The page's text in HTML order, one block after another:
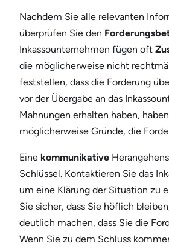
Nachdem Sie alle relevanten
überprüfen Sie den
Inkassounternehmen fügen oft
die möglicherweise nicht
feststellen, dass die Forderung
vor der Übergabe an das
Mahnungen erhalten haben,
möglicherweise Gründe, die
Eine kommunikative
Schlüssel. Kontaktieren Sie das
um eine Klärung der Situation zu
Sie sicher, dass Sie höflich
deutlich machen, dass Sie die
Wenn Sie zu dem Schluss